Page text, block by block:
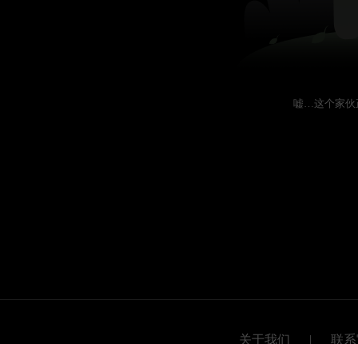
嘘…这个家伙
关于我们 | 联